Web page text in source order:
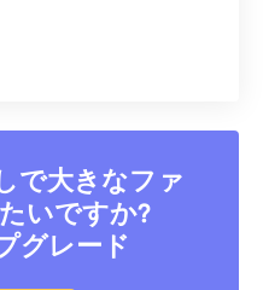
で大きなファ
いですか?
グレード